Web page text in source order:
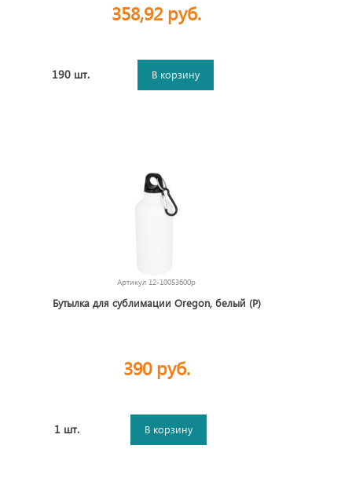
358,92 руб.
190 шт. В корзину
Артикул 12-10053600p
Бутылка для сублимации Oregon, белый (P)
390 руб.
1 шт. В корзину